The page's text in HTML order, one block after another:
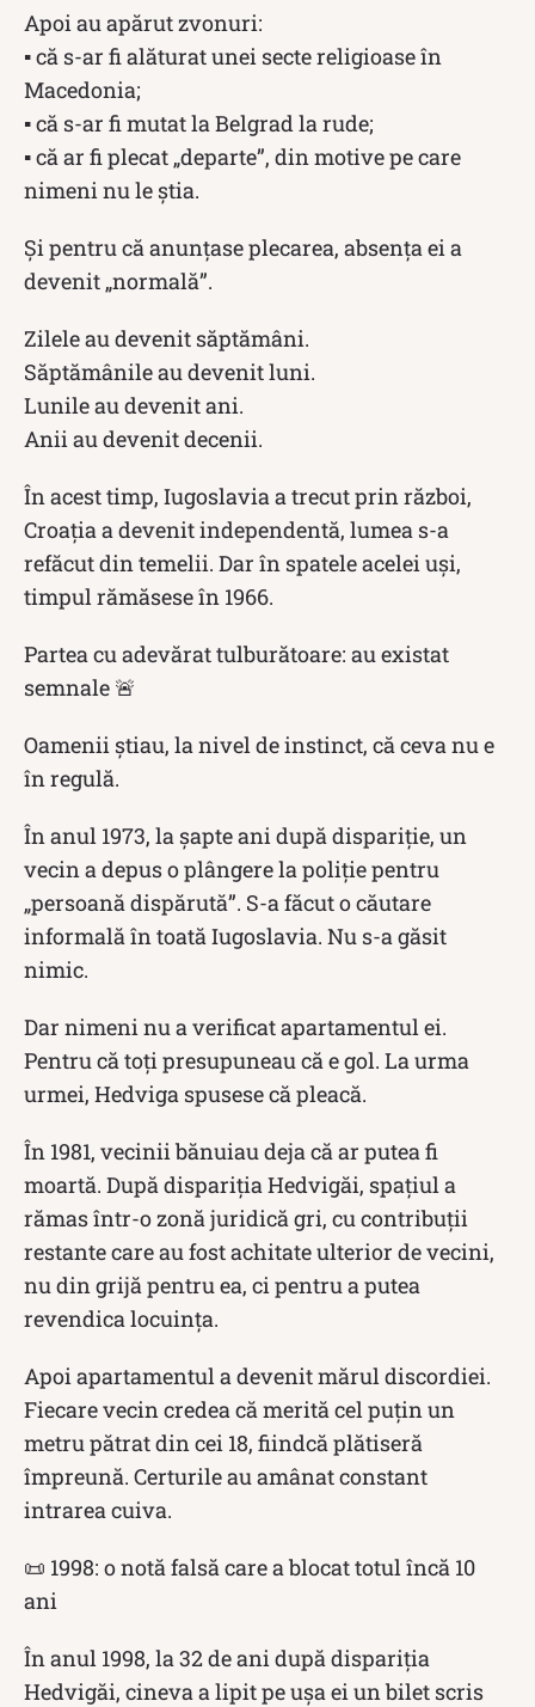
Apoi au apărut zvonuri:
▪ că s-ar fi alăturat unei secte religioase în
Macedonia;
▪ că s-ar fi mutat la Belgrad la rude;
▪ că ar fi plecat „departe”, din motive pe care
nimeni nu le știa.
Și pentru că anunțase plecarea, absența ei a
devenit „normală”.
Zilele au devenit săptămâni.
Săptămânile au devenit luni.
Lunile au devenit ani.
Anii au devenit decenii.
În acest timp, Iugoslavia a trecut prin război,
Croația a devenit independentă, lumea s-a
refăcut din temelii. Dar în spatele acelei uși,
timpul rămăsese în 1966.
Partea cu adevărat tulburătoare: au existat
semnale 🚨
Oamenii știau, la nivel de instinct, că ceva nu e
în regulă.
În anul 1973, la șapte ani după dispariție, un
vecin a depus o plângere la poliție pentru
„persoană dispărută”. S-a făcut o căutare
informală în toată Iugoslavia. Nu s-a găsit
nimic.
Dar nimeni nu a verificat apartamentul ei.
Pentru că toți presupuneau că e gol. La urma
urmei, Hedviga spusese că pleacă.
În 1981, vecinii bănuiau deja că ar putea fi
moartă. După dispariția Hedvigăi, spațiul a
rămas într-o zonă juridică gri, cu contribuții
restante care au fost achitate ulterior de vecini,
nu din grijă pentru ea, ci pentru a putea
revendica locuința.
Apoi apartamentul a devenit mărul discordiei.
Fiecare vecin credea că merită cel puțin un
metru pătrat din cei 18, fiindcă plătiseră
împreună. Certurile au amânat constant
intrarea cuiva.
📜 1998: o notă falsă care a blocat totul încă 10
ani
În anul 1998, la 32 de ani după dispariția
Hedvigăi, cineva a lipit pe ușa ei un bilet scris